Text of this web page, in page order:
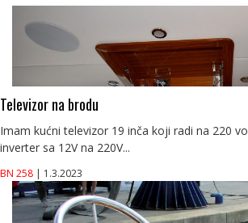
Televizor na brodu
Imam kućni televizor 19 inča koji radi na 220
inverter sa 12V na 220V...
BN 258 | 1.3.2023